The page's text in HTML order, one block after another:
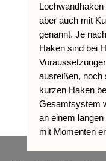
aber auch mit
genannt. Je
Haken sind bei
ausreißen, noch
kurzen Haken
Gesamtsystem
an einem
mit Momenten